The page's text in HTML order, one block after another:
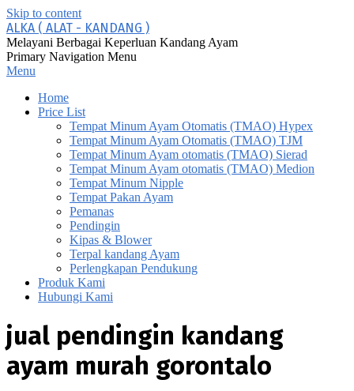
Skip to content
ALKA ( ALAT - KANDANG )
Melayani Berbagai Keperluan Kandang Ayam
Primary Navigation Menu
Menu
Home
Price List
Tempat Minum Ayam Otomatis (TMAO) Hypex
Tempat Minum Ayam Otomatis (TMAO) TJM
Tempat Minum Ayam otomatis (TMAO) Sierad
Tempat Minum Ayam otomatis (TMAO) Medion
Tempat Minum Nipple
Tempat Pakan Ayam
Pemanas
Pendingin
Kipas & Blower
Terpal kandang Ayam
Perlengkapan Pendukung
Produk Kami
Hubungi Kami
jual pendingin kandang
ayam murah gorontalo